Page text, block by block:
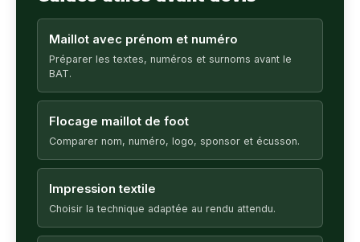
Maillot avec prénom et numéro
Préparer les textes, numéros et surnoms avant le
BAT.
Flocage maillot de foot
Comparer nom, numéro, logo, sponsor et écusson.
Impression textile
Choisir la technique adaptée au rendu attendu.